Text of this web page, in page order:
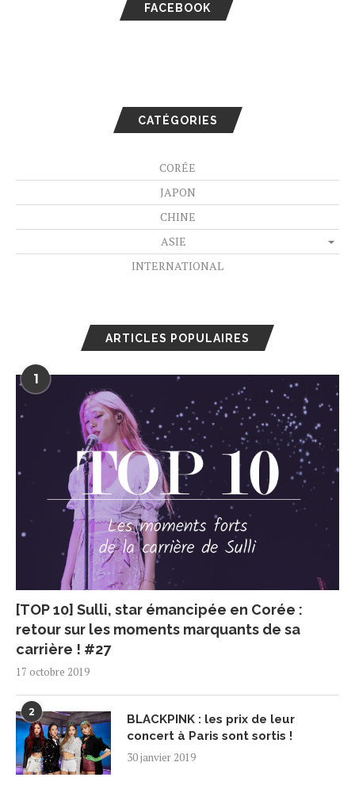
FACEBOOK
CATÉGORIES
CORÉE
JAPON
CHINE
ASIE
INTERNATIONAL
ARTICLES POPULAIRES
1
[TOP 10] Sulli, star émancipée en Corée :
retour sur les moments marquants de sa
carrière ! #27
17 octobre 2019
2
BLACKPINK : les prix de leur
concert à Paris sont sortis !
30 janvier 2019